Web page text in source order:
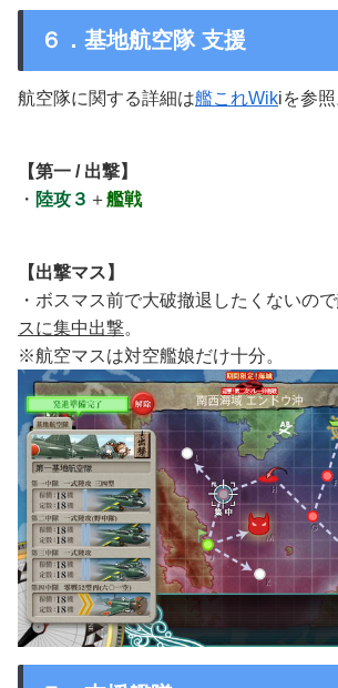
６．基地航空隊 支援
航空隊に関する詳細は艦これWikiを参照
【第一 / 出撃】
・ 陸攻３ ＋艦戦
【出撃マス】
・ボスマス前で大破撤退したくないので
スに集中出撃。
※航空マスは対空艦娘だけ十分。